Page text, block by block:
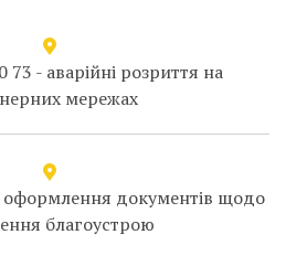
73 - аварійні розриття на
мережах
оформлення документів щодо
благоустрою